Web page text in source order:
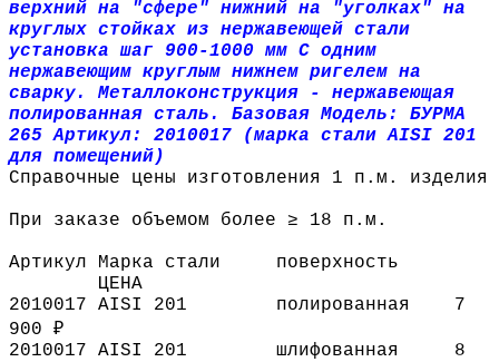
верхний на "сфере" нижний на "уголках" на
круглых стойках из нержавеющей стали
установка шаг 900-1000 мм С одним
нержавеющим круглым нижнем ригелем на
сварку. Металлоконструкция - нержавеющая
полированная сталь. Базовая Модель: БУРМА
265 Артикул: 2010017 (марка стали AISI 201
для помещений)
Справочные цены изготовления 1 п.м. изделия
При заказе объемом более ≥ 18 п.м.
Артикул Марка стали
поверхность
ЦЕНА
2010017
AISI 201 полированная
7
900 ₽
2010017
AISI 201 шлифованная
8